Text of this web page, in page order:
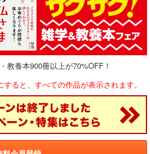
教養本900冊以上が70%OFF！
ると、すべての作品が表示されます。